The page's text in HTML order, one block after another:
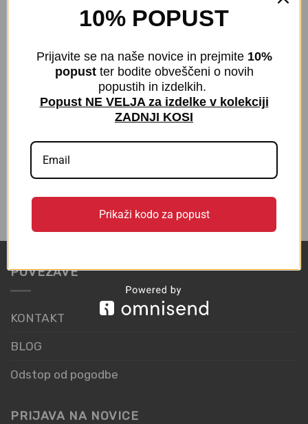
Boksarice – damske z
daljšimi hlačnicami | Eco
bamboo
POVEZAVE
KONTAKT
BLOG
Odstop od pogodbe
PRIJAVA NA NOVICE
10% POPUST
Prijavite se na naše novice in prejmite 10%
popust ter bodite obveščeni o novih
popustih in izdelkih.
Popust NE VELJA za izdelke v kolekciji
ZADNJI KOSI
Prikaži kodo za popust